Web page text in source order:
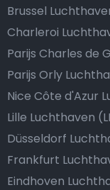
Brussel
Charleroi
Parijs Charles de
Parijs Orly
Nice Côte d'Azur
Lille Luchthaven
Düsseldorf
Frankfurt
Eindhoven